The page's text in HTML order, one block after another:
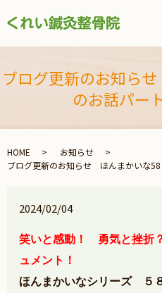
ブログ更新のお知ら
のお話パー
HOME
お知らせ
ブログ更新のお知らせ ほんまかいな
2024/02/04
笑いと感動！ 勇気と挫折
ュメント！
ほんまかいなシリーズ ５